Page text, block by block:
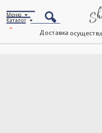
Доставка
Каталог
Меню